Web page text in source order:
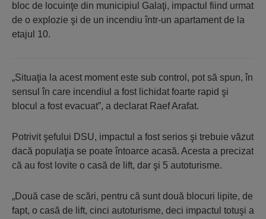
bloc de locuinţe din municipiul Galaţi, impactul fiind urmat
de o explozie şi de un incendiu într-un apartament de la
etajul 10.
„Situaţia la acest moment este sub control, pot să spun, în
sensul în care incendiul a fost lichidat foarte rapid şi
blocul a fost evacuat”, a declarat Raef Arafat.
Potrivit şefului DSU, impactul a fost serios şi trebuie văzut
dacă populaţia se poate întoarce acasă. Acesta a precizat
că au fost lovite o casă de lift, dar şi 5 autoturisme.
„Două case de scări, pentru că sunt două blocuri lipite, de
fapt, o casă de lift, cinci autoturisme, deci impactul totuşi a